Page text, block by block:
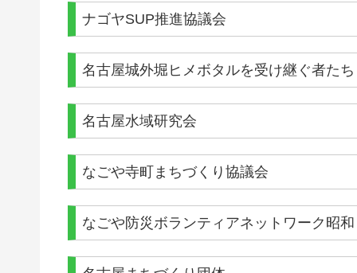
ナゴヤSUP推進協議会
名古屋城外堀ヒメボタルを受け継ぐ者たち
名古屋水域研究会
なごや寺町まちづくり協議会
なごや防災ボランティアネットワーク昭和